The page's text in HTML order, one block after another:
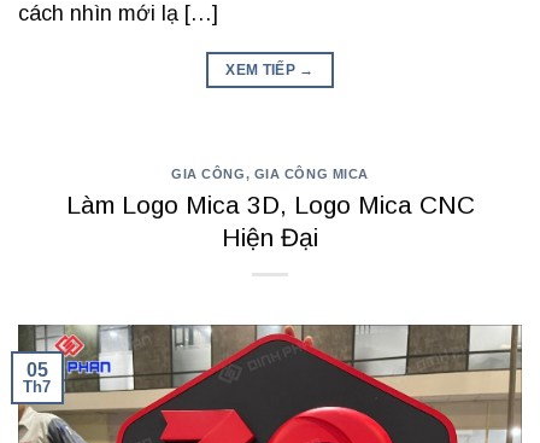
cách nhìn mới lạ […]
XEM TIẾP →
GIA CÔNG, GIA CÔNG MICA
Làm Logo Mica 3D, Logo Mica CNC
Hiện Đại
05
Th7